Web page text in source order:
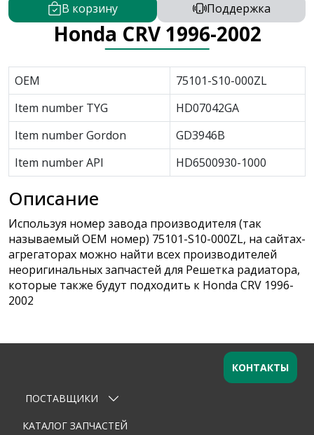
В корзину Поддержка
Honda CRV 1996-2002
OEM
75101-S10-000ZL
Item number TYG
HD07042GA
Item number Gordon
GD3946B
Item number API
HD6500930-1000
Описание
Используя номер завода производителя (так
называемый ОЕМ номер) 75101-S10-000ZL, на сайтах-
агрегаторах можно найти всех производителей
неоригинальных запчастей для Решетка радиатора,
которые также будут подходить к Honda CRV 1996-
2002
Оставьте заявку
Ваше имя
ПОСТАВЩИКИ
КАТАЛОГ ЗАПЧАСТЕЙ
КОНТАКТЫ